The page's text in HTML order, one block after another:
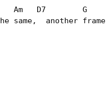
D7        G
another frame